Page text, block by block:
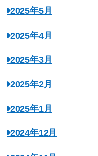
2025年5月
2025年4月
2025年3月
2025年2月
2025年1月
2024年12月